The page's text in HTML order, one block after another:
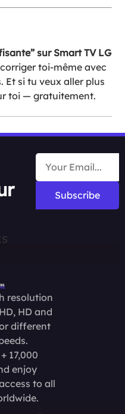
sur Smart TV LG
toi-même avec
Et si tu veux aller plus
toi — gratuitement.
Subscribe
resolution
HD and
different
17,000
enjoy
to all